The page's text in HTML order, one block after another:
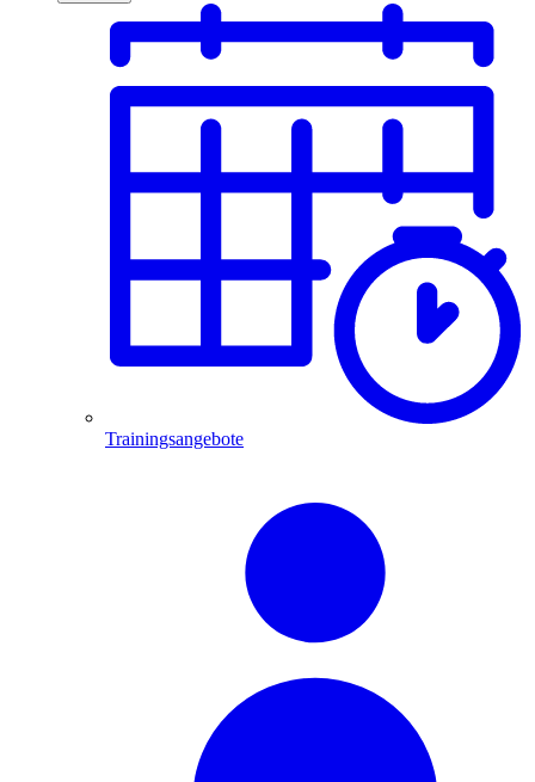
Trainingsangebote